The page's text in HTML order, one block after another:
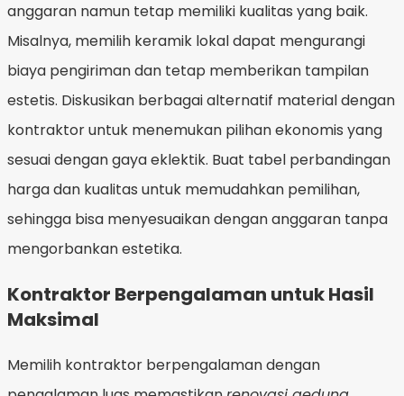
anggaran namun tetap memiliki kualitas yang baik.
Misalnya, memilih keramik lokal dapat mengurangi
biaya pengiriman dan tetap memberikan tampilan
estetis. Diskusikan berbagai alternatif material dengan
kontraktor untuk menemukan pilihan ekonomis yang
sesuai dengan gaya eklektik. Buat tabel perbandingan
harga dan kualitas untuk memudahkan pemilihan,
sehingga bisa menyesuaikan dengan anggaran tanpa
mengorbankan estetika.
Kontraktor Berpengalaman untuk Hasil
Maksimal
Memilih kontraktor berpengalaman dengan